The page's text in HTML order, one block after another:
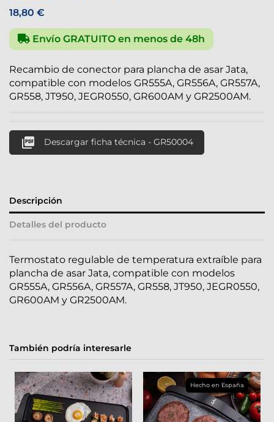
18,80 €
Envío GRATUITO en menos de 48h
Recambio de conector para plancha de asar Jata,
compatible con modelos GR555A, GR556A, GR557A,
GR558, JT950, JEGR0550, GR600AM y GR2500AM.
 Descargar ficha técnica - GR50004
Descripción
Detalles del producto
Termostato regulable de temperatura extraíble para
plancha de asar Jata, compatible con modelos
GR555A, GR556A, GR557A, GR558, JT950, JEGR0550,
GR600AM y GR2500AM.
También podría interesarle
Hecho en España